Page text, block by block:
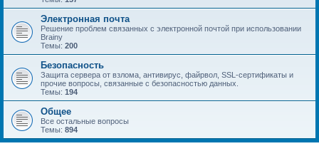
Электронная почта
Решение проблем связанных с электронной почтой при использовании
Brainy
Темы: 200
Безопасность
Защита сервера от взлома, антивирус, файрвол, SSL-сертификаты и
прочие вопросы, связанные с безопасностью данных.
Темы: 194
Общее
Все остальные вопросы
Темы: 894